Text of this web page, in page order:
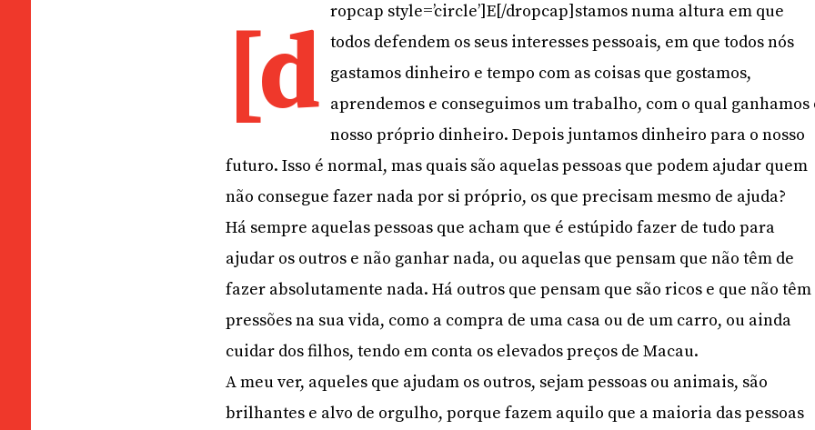
[d ropcap style=’circle’]E[/dropcap]stamos numa altura em que
todos defendem os seus interesses pessoais, em que todos nós
gastamos dinheiro e tempo com as coisas que gostamos,
aprendemos e conseguimos um trabalho, com o qual ganhamos
nosso próprio dinheiro. Depois juntamos dinheiro para o nosso
futuro. Isso é normal, mas quais são aquelas pessoas que podem ajudar quem
não consegue fazer nada por si próprio, os que precisam mesmo de ajuda?
Há sempre aquelas pessoas que acham que é estúpido fazer de tudo para
ajudar os outros e não ganhar nada, ou aquelas que pensam que não têm de
fazer absolutamente nada. Há outros que pensam que são ricos e que não têm
pressões na sua vida, como a compra de uma casa ou de um carro, ou ainda
cuidar dos filhos, tendo em conta os elevados preços de Macau.
A meu ver, aqueles que ajudam os outros, sejam pessoas ou animais, são
brilhantes e alvo de orgulho, porque fazem aquilo que a maioria das pessoas